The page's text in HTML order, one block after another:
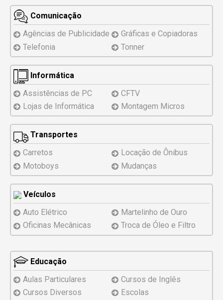
Comunicação
Agências de Publicidade
Gráficas e Copiadoras
Telefonia
Tonner
Informática
Assistências de PC
CFTV
Lojas de Informática
Montagem Micros
Transportes
Carretos
Locação de Ônibus
Motoboys
Mudanças
Veículos
Auto Elétrico
Martelinho de Ouro
Oficinas Mecânicas
Troca de Óleo e Filtro
Educação
Aulas Particulares
Cursos de Inglês
Cursos Diversos
Escolas